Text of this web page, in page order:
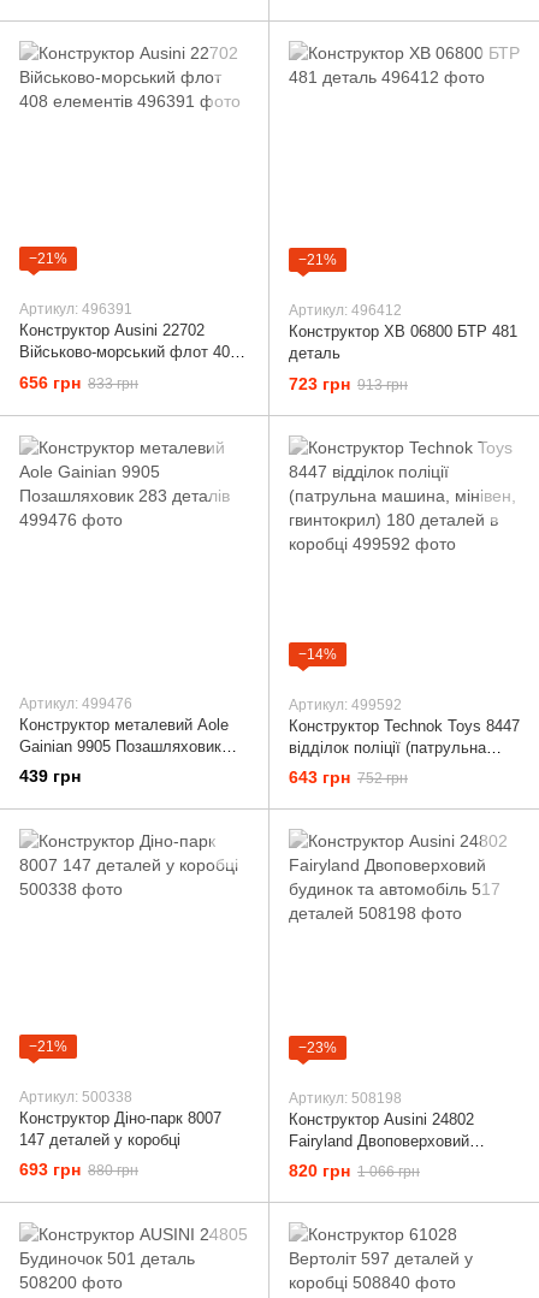
−21%
Артикул: 496391
Конструктор Ausini 22702
Військово-морський флот 408
елементів
656 грн 833 грн
−21%
Артикул: 496412
Конструктор ХВ 06800 БТР 481
деталь
723 грн 913 грн
Артикул: 499476
Конструктор металевий Aole
Gainian 9905 Позашляховик
283 деталів
439 грн
−14%
Артикул: 499592
Конструктор Technok Toys 8447
відділок поліції (патрульна
машина, мінівен, гвинтокрил)
180 деталей в коробці
643 грн 752 грн
−21%
Артикул: 500338
Конструктор Діно-парк 8007
147 деталей у коробці
693 грн 880 грн
−23%
Артикул: 508198
Конструктор Ausini 24802
Fairyland Двоповерховий
будинок та автомобіль 517
деталей
820 грн 1 066 грн